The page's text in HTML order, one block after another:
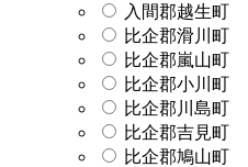
入間郡越生町
比企郡滑川町
比企郡嵐山町
比企郡小川町
比企郡川島町
比企郡吉見町
比企郡鳩山町